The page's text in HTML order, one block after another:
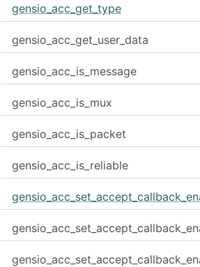
gensio_acc_get_type
gensio_acc_get_user_data
gensio_acc_is_message
gensio_acc_is_mux
gensio_acc_is_packet
gensio_acc_is_reliable